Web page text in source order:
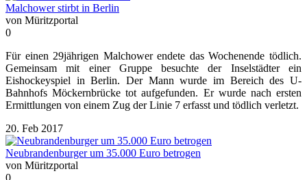
Malchower stirbt in Berlin
von Müritzportal
0
Für einen 29jährigen Malchower endete das Wochenende tödlich.
Gemeinsam mit einer Gruppe besuchte der Inselstädter ein
Eishockeyspiel in Berlin. Der Mann wurde im Bereich des U-
Bahnhofs Möckernbrücke tot aufgefunden. Er wurde nach ersten
Ermittlungen von einem Zug der Linie 7 erfasst und tödlich verletzt.
20. Feb 2017
Neubrandenburger um 35.000 Euro betrogen
von Müritzportal
0